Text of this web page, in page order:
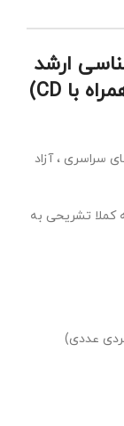
ارشد
مهندسی فرآوری و انتقال گاز(همراه با CD)
سراسری ، آزاد
کملا تشریحی به
عددی)